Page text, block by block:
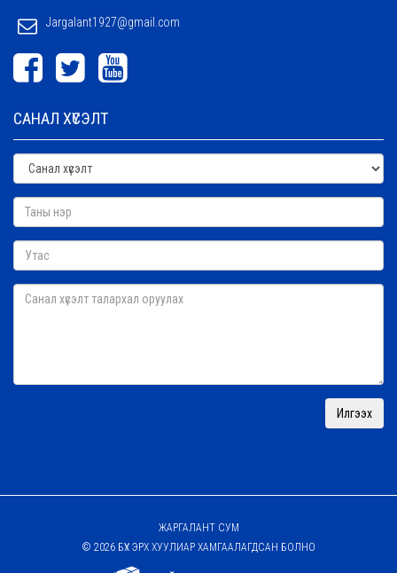
Jargalant1927@gmail.com
САНАЛ ХҮСЭЛТ
ЖАРГАЛАНТ СУМ
© 2026 БҮХ ЭРХ ХУУЛИАР ХАМГААЛАГДСАН БОЛНО